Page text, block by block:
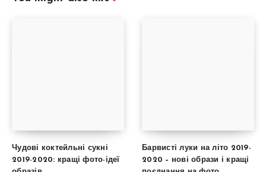
Чудові коктейльні сукні
2019-2020: кращі фото-ідеї
Барвисті луки на літо 2019-
2020 – нові образи і кращі